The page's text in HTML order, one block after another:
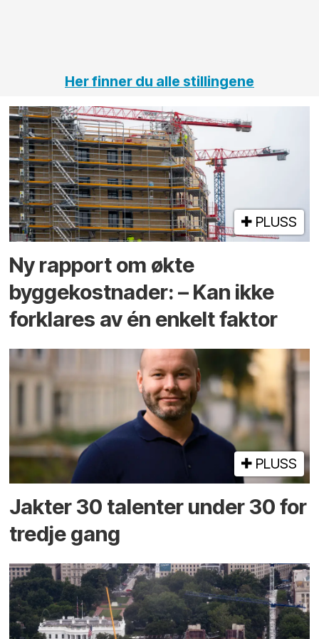
Her finner du alle stillingene
PLUSS
Ny rapport om økte
byggekostnader: – Kan ikke
forklares av én enkelt faktor
PLUSS
Jakter 30 talenter under 30 for
tredje gang